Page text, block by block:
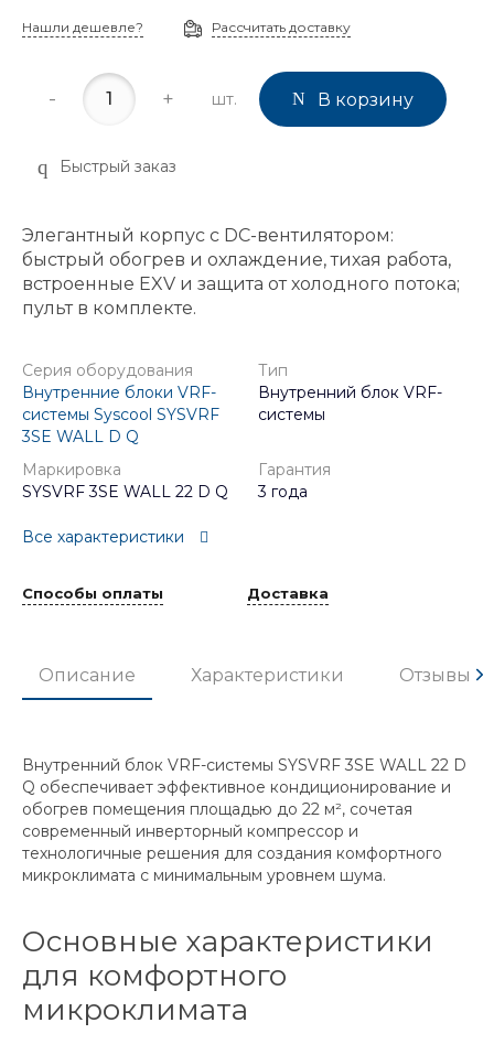
Нашли дешевле? Рассчитать доставку
- + шт. В корзину
Быстрый заказ
Элегантный корпус с DC-вентилятором:
быстрый обогрев и охлаждение, тихая работа,
встроенные EXV и защита от холодного потока;
пульт в комплекте.
Серия оборудования
Внутренние блоки VRF-
системы Syscool SYSVRF
3SE WALL D Q
Тип
Внутренний блок VRF-
системы
Маркировка
SYSVRF 3SE WALL 22 D Q
Гарантия
3 года
Все характеристики
Способы оплаты Доставка
Описание Характеристики Отзывы
Внутренний блок VRF-системы SYSVRF 3SE WALL 22 D
Q обеспечивает эффективное кондиционирование и
обогрев помещения площадью до 22 м², сочетая
современный инверторный компрессор и
технологичные решения для создания комфортного
микроклимата с минимальным уровнем шума.
Основные характеристики
для комфортного
микроклимата